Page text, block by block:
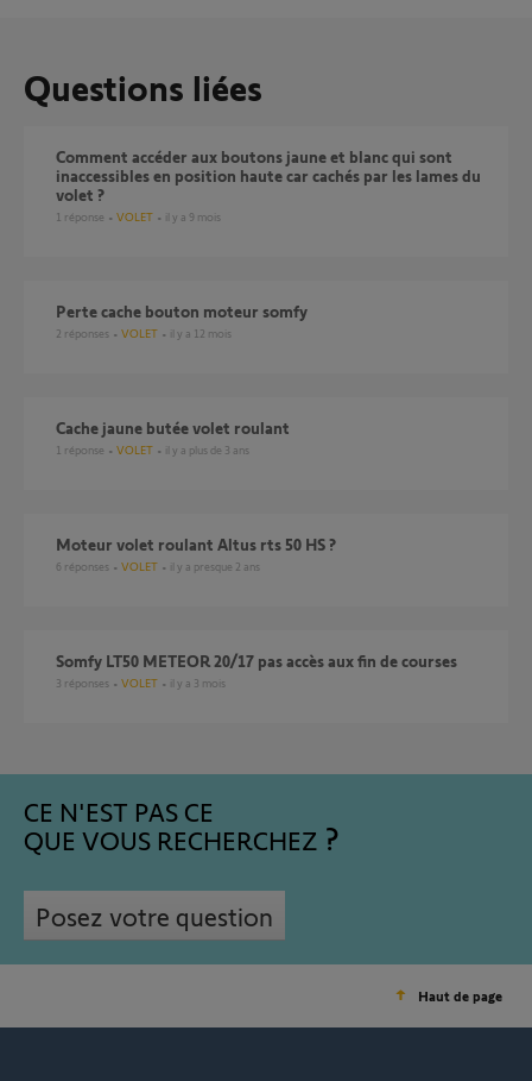
Questions liées
comment accéder aux boutons jaune et blanc qui sont
inaccessibles en position haute car cachés par les lames du
volet ?
1 réponse VOLET il y a 9 mois
Perte cache bouton moteur somfy
2 réponses VOLET il y a 12 mois
Cache jaune butée volet roulant
1 réponse VOLET il y a plus de 3 ans
Moteur volet roulant Altus rts 50 HS ?
6 réponses VOLET il y a presque 2 ans
Somfy LT50 METEOR 20/17 pas accès aux fin de courses
3 réponses VOLET il y a 3 mois
CE N'EST PAS CE
QUE VOUS RECHERCHEZ
Posez votre question
Haut de page